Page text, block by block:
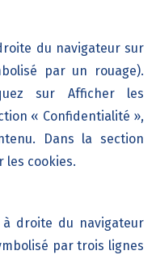
du navigateur sur
par un rouage).
sur Afficher les
« Confidentialité »,
Dans la section
les cookies.
à droite du navigateur
par trois lignes